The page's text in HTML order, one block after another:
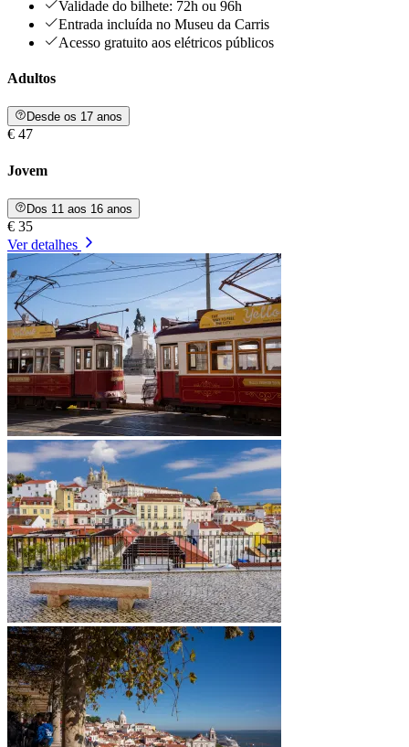
Validade do bilhete: 72h ou 96h
Entrada incluída no Museu da Carris
Acesso gratuito aos elétricos públicos
Adultos
Desde os 17 anos
€ 47
Jovem
Dos 11 aos 16 anos
€ 35
Ver detalhes